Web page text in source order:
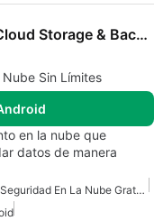
sCloud - Unlimited FREE Cloud Storage & Backup
Sin Límites
en la nube que
datos de manera
Copia De Seguridad En La Nube Gratuita Para Android